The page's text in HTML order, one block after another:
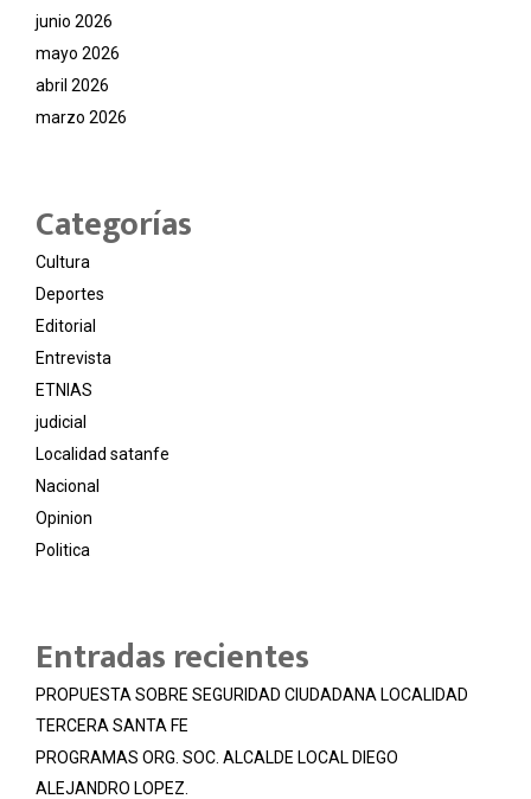
junio 2026
mayo 2026
abril 2026
marzo 2026
Categorías
Cultura
Deportes
Editorial
Entrevista
ETNIAS
judicial
Localidad satanfe
Nacional
Opinion
Politica
Entradas recientes
PROPUESTA SOBRE SEGURIDAD CIUDADANA LOCALIDAD
TERCERA SANTA FE
PROGRAMAS ORG. SOC. ALCALDE LOCAL DIEGO
ALEJANDRO LOPEZ.